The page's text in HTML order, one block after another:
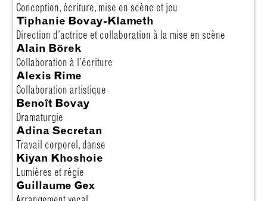
Conception, écriture, mise en scène et jeu
Tiphanie Bovay-Klameth
Direction d’actrice et collaboration à la mise en scène
Alain Börek
Collaboration à l’écriture
Alexis Rime
Collaboration artistique
Benoît Bovay
Dramaturgie
Adina Secretan
Travail corporel, danse
Kiyan Khoshoie
Lumières et régie
Guillaume Gex